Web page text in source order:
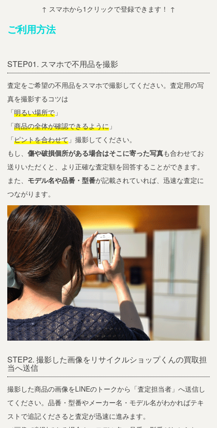
↑ スマホから1クリックで登録できます！ ↑
ご利用方法
STEP01. スマホで不用品を撮影
査定をご希望の不用品をスマホで撮影してください。査定用の写
真を撮影するコツは
「明るい場所で 」
「商品の全体が確認できるように 」
「ピントを合わせて 」撮影してください。
もし、 傷や破損個所がある場合はそこに寄った写真も合わせてお
送りいただくと、より正確な査定額を回答することができます。
また、 モデル名や品番・型番が記載されていれば、迅速な査定に
つながります。
STEP2. 撮影した画像をリサイクルショップくんの買取担
当へ送信
撮影した商品の画像をLINEのトークから「査定担当者」へ送信し
てください。品番・型番やメーカー名・モデル名がわかればテキ
ストで追記くださると査定が迅速に進みます。